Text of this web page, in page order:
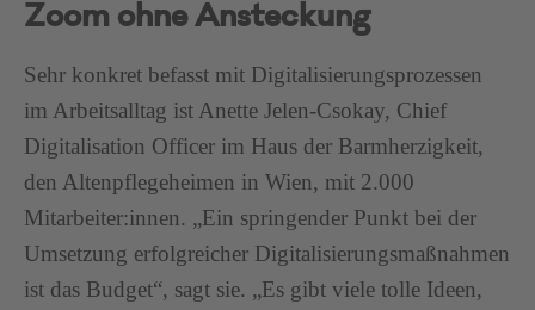
Zoom ohne Ansteckung
Sehr konkret befasst mit Digitalisierungsprozessen
im Arbeitsalltag ist Anette Jelen-Csokay, Chief
Digitalisation Officer im Haus der Barmherzigkeit,
den Altenpflegeheimen in Wien, mit 2.000
Mitarbeiter:innen. „Ein springender Punkt bei der
Umsetzung erfolgreicher Digitalisierungsmaßnahmen
ist das Budget“, sagt sie. „Es gibt viele tolle Ideen,